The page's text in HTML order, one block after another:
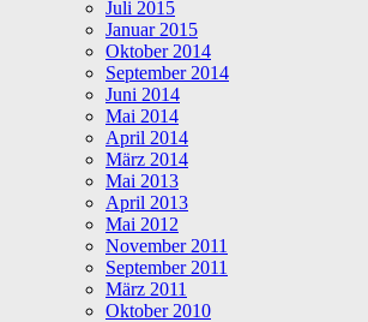
Juli 2015
Januar 2015
Oktober 2014
September 2014
Juni 2014
Mai 2014
April 2014
März 2014
Mai 2013
April 2013
Mai 2012
November 2011
September 2011
März 2011
Oktober 2010